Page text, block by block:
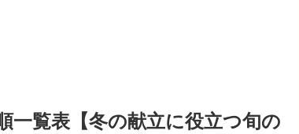
一覧表【冬の献立に役立つ旬の